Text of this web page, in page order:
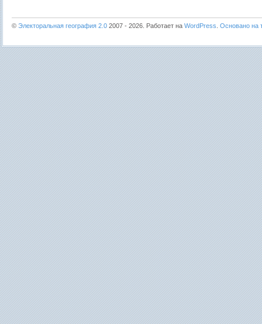
© Электоральная география 2.0 2007 - 2026. Работает на WordPress Основано на